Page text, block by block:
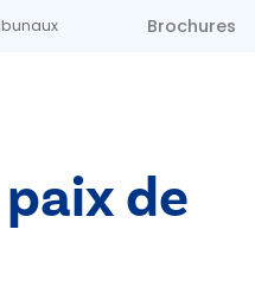
Brochures
de